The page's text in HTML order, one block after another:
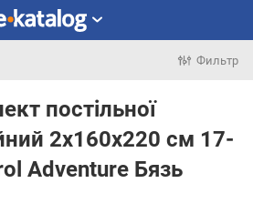
Фильтр
постільної
2x160x220 см 17-
Adventure Бязь